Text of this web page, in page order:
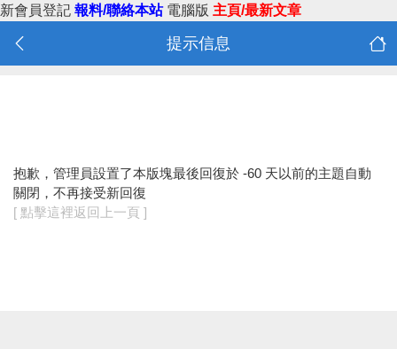
新會員登記 報料/聯絡本站 電腦版 主頁/最新文章
提示信息
抱歉，管理員設置了本版塊最後回復於 -60 天以前的主題自動
關閉，不再接受新回復
[ 點擊這裡返回上一頁 ]